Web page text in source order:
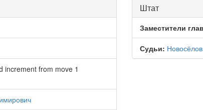
increment from move 1
Штат
Заместители
Судьи: